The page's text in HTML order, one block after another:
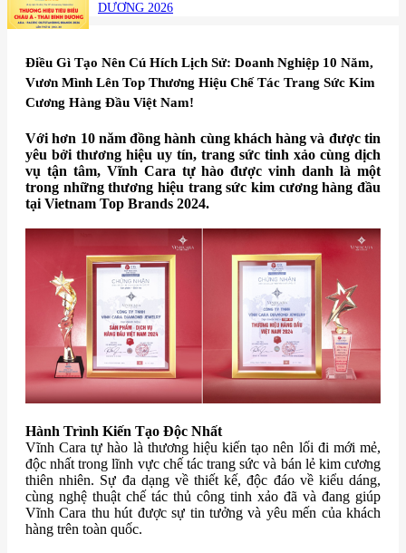
DƯƠNG 2026
Điều Gì Tạo Nên Cú Hích Lịch Sử: Doanh Nghiệp 10 Năm,
Vươn Mình Lên Top Thương Hiệu Chế Tác Trang Sức Kim
Cương Hàng Đầu Việt Nam!
Với hơn 10 năm đồng hành cùng khách hàng và được tin
yêu bởi thương hiệu uy tín, trang sức tinh xảo cùng dịch
vụ tận tâm, Vĩnh Cara tự hào được vinh danh là một
trong những thương hiệu trang sức kim cương hàng đầu
tại Vietnam Top Brands 2024.
Hành Trình Kiến Tạo Độc Nhất
Vĩnh Cara tự hào là thương hiệu kiến tạo nên lối đi mới mẻ,
độc nhất trong lĩnh vực chế tác trang sức và bán lẻ kim cương
thiên nhiên. Sự đa dạng về thiết kế, độc đáo về kiểu dáng,
cùng nghệ thuật chế tác thủ công tinh xảo đã và đang giúp
Vĩnh Cara thu hút được sự tin tưởng và yêu mến của khách
hàng trên toàn quốc.